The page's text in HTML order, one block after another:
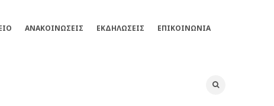
ΑΝΑΚΟΙΝΩΣΕΙΣ ΕΚΔΗΛΏΣΕΙΣ ΕΠΙΚΟΙΝΩΝΊΑ